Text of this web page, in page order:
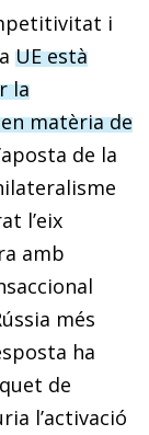
i
UE està
la
matèria de
de la
l’eix
amb
més
ha
de
l’activació